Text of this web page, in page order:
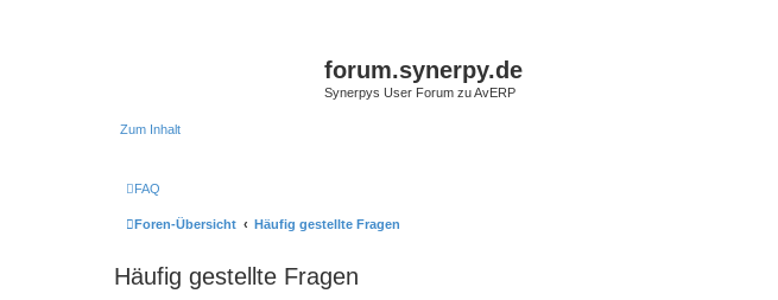
forum.synerpy.de
Synerpys User Forum zu AvERP
Zum Inhalt
FAQ
Foren-Übersicht Häufig gestellte Fragen
Häufig gestellte Fragen